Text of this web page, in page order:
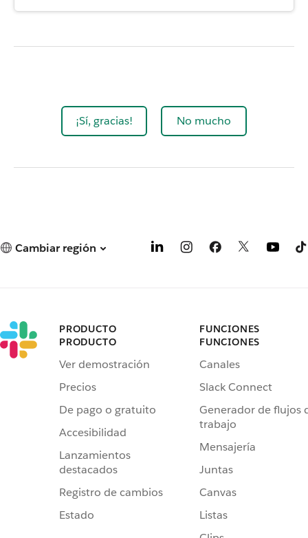
¡Sí, gracias! No mucho
Cambiar región
PRODUCTO
PRODUCTO
Ver demostración
Precios
De pago o gratuito
Accesibilidad
Lanzamientos
destacados
Registro de cambios
Estado
FUNCIONES
FUNCIONES
Canales
Slack Connect
Generador de flujos
trabajo
Mensajería
Juntas
Canvas
Listas